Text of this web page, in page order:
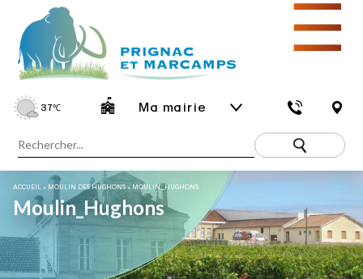
37℃ Ma mairie
☰
ACCUEIL » MOULIN DES HUGHONS» MOULIN_HUGHONS
Moulin_Hughons